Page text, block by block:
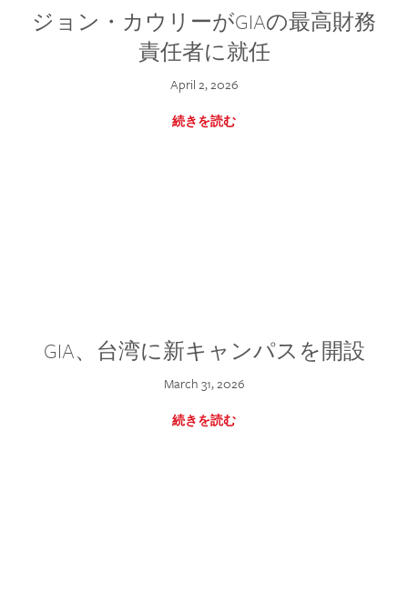
ジョン・カウリーがGIAの最高財務
責任者に就任
April 2, 2026
続きを読む
GIA、台湾に新キャンパスを開設
March 31, 2026
続きを読む